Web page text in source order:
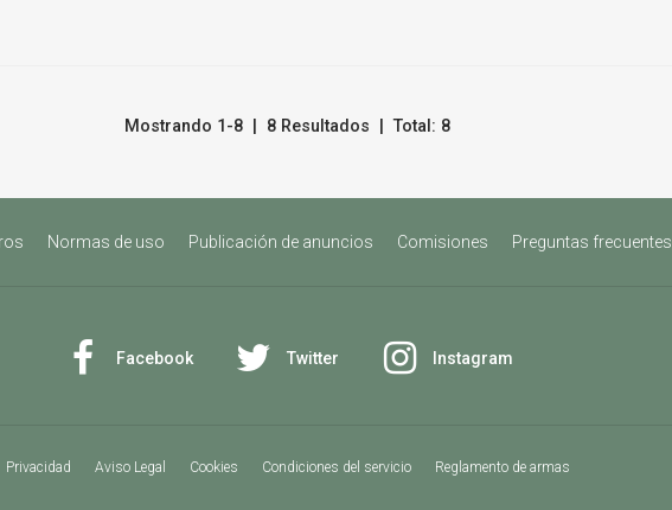
Mostrando 1-8 | 8 Resultados | Total: 8
Normas de uso Publicación de anuncios Comisiones Preguntas frecuentes
Facebook Twitter Instagram
Privacidad Aviso Legal Cookies Condiciones del servicio Reglamento de armas